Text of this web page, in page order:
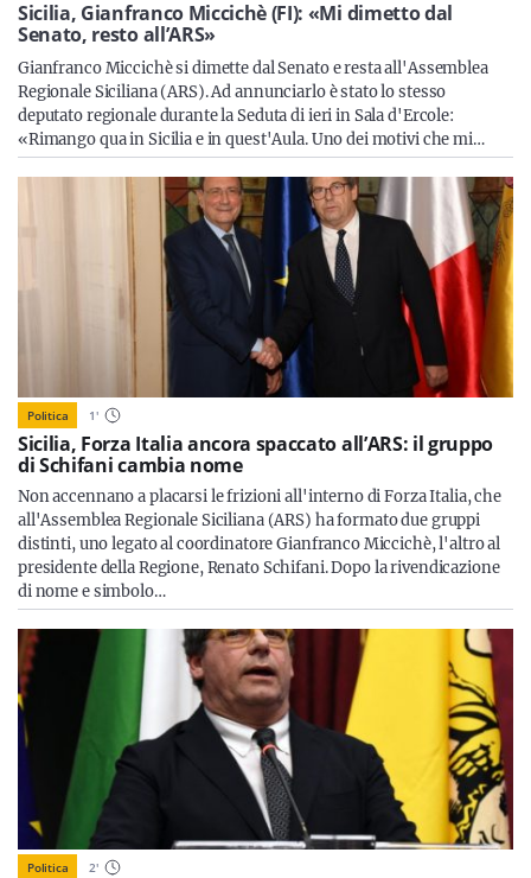
Servizi
Resta sempre aggiornato con le ultime news, iscriviti alla
nostra newsletter
Sicilia, Gianfranco Miccichè (FI): «Mi dimetto dal
Senato, resto all’ARS»
Gianfranco Miccichè si dimette dal Senato e resta all'Assemblea
Regionale Siciliana (ARS). Ad annunciarlo è stato lo stesso
deputato regionale durante la Seduta di ieri in Sala d'Ercole:
«Rimango qua in Sicilia e in quest'Aula. Uno dei motivi che mi…
Politica 1'
Sicilia, Forza Italia ancora spaccato all’ARS: il gruppo
di Schifani cambia nome
Non accennano a placarsi le frizioni all'interno di Forza Italia, che
all'Assemblea Regionale Siciliana (ARS) ha formato due gruppi
distinti, uno legato al coordinatore Gianfranco Miccichè, l'altro al
presidente della Regione, Renato Schifani. Dopo la rivendicazione
di nome e simbolo…
Politica 2'